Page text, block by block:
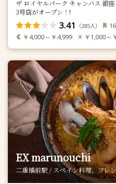
ザ ロイヤルパーク キャンバス 銀
3号店がオープン！!
3.41 （285人）
￥4,000～￥4,999 ￥1,000～
EX marunouchi
二重橋前駅 / スペイン料理、フレ